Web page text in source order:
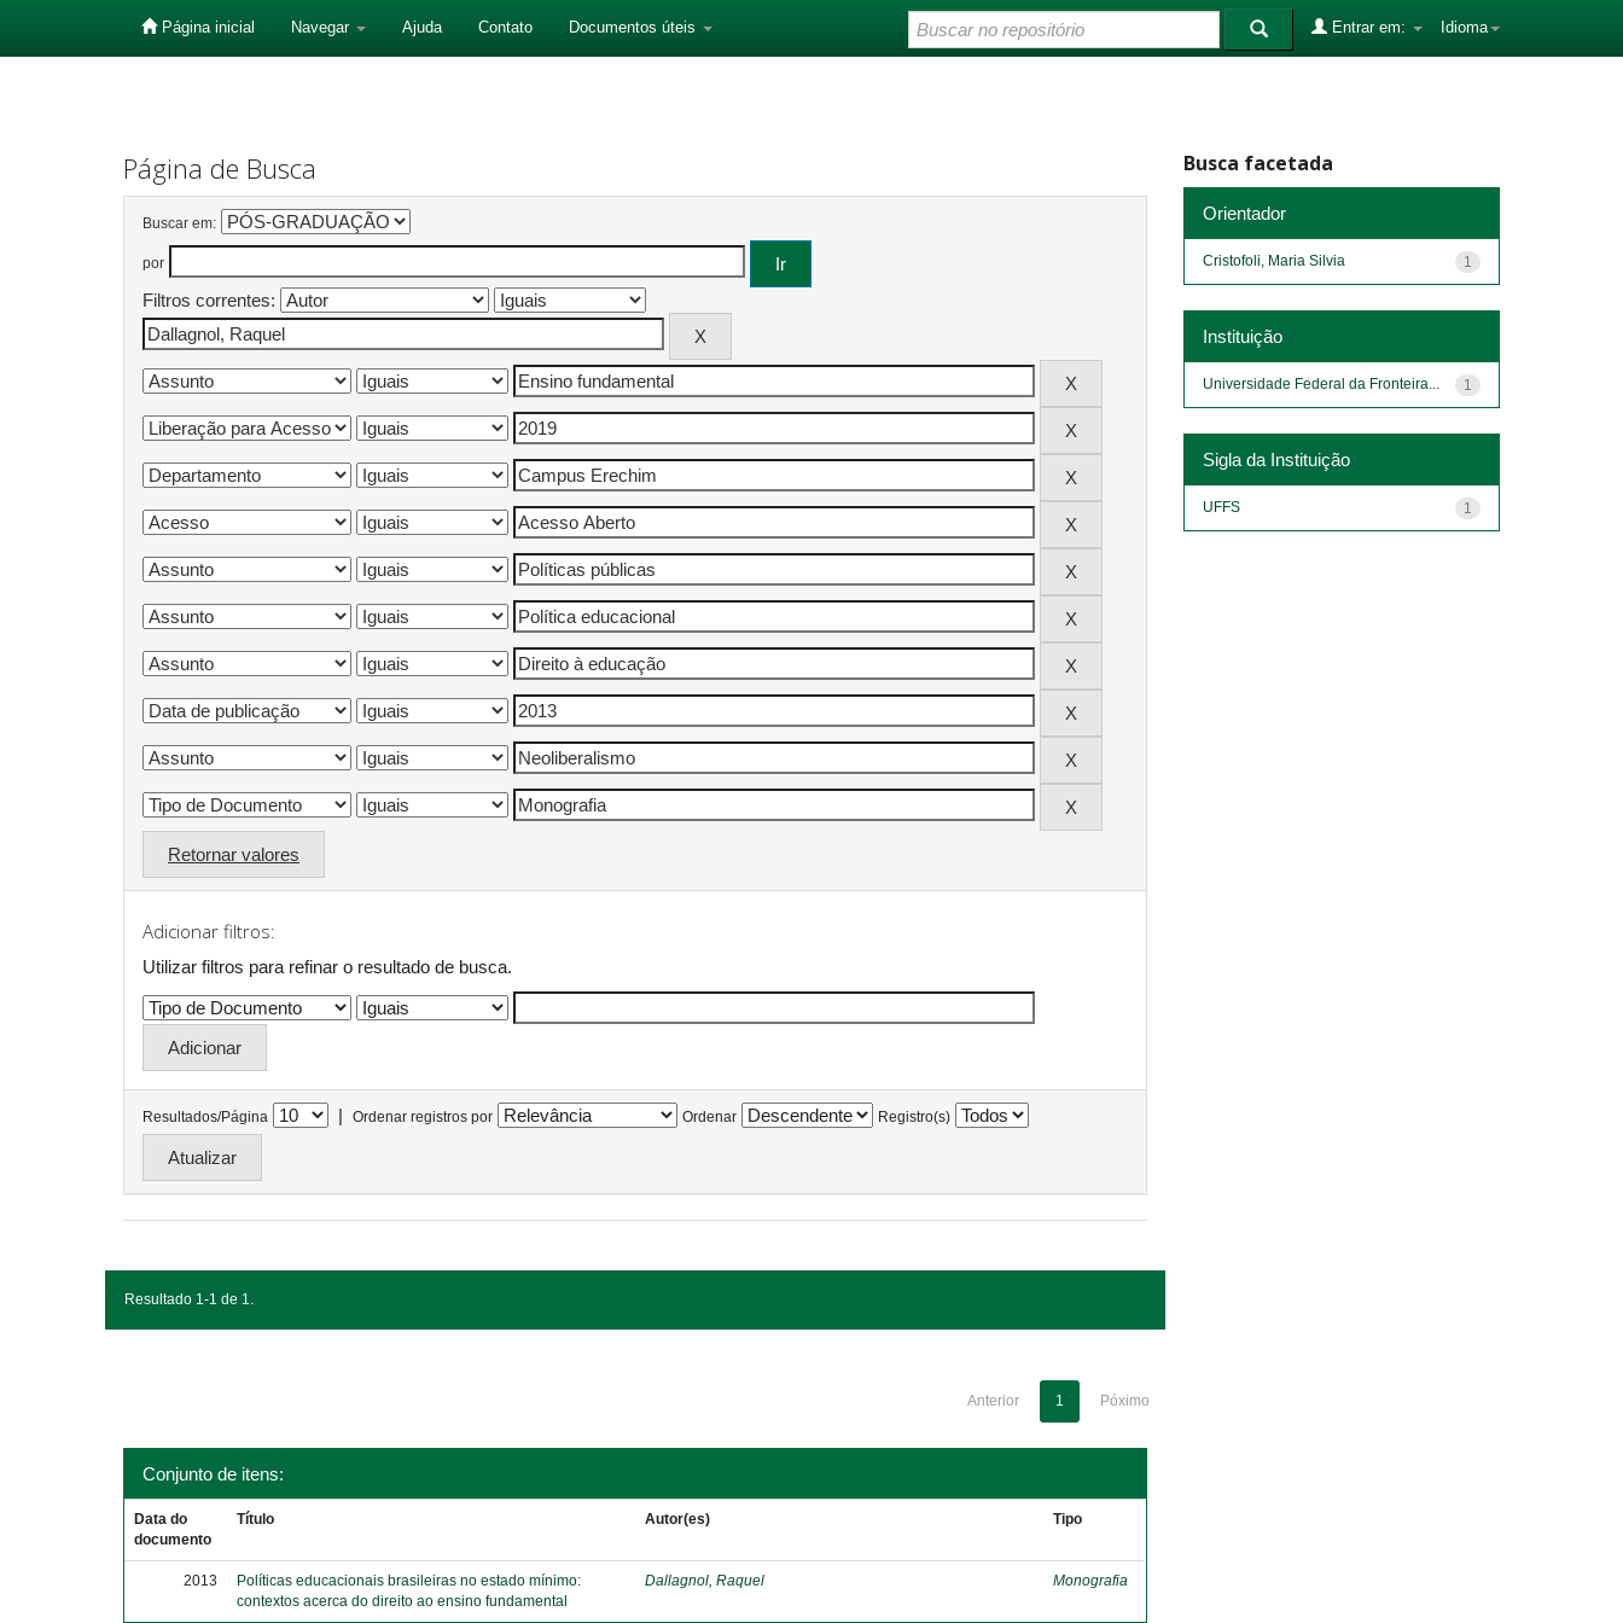
Página inicial Navegar Ajuda Contato Documentos úteis Idioma
Entrar em:
Página de Busca
Buscar em:
por
Filtros correntes:
Retornar valores
Adicionar filtros:
Utilizar filtros para refinar o resultado de busca.
Resultados/Página | Ordenar registros por Ordenar Registro(s)
Resultado 1-1 de 1.
Anterior 1 Póximo
Conjunto de itens:
Data do
documento
Título Autor(es) Tipo
2013
Políticas educacionais brasileiras no estado mínimo:
contextos acerca do direito ao ensino fundamental
Dallagnol, Raquel Monografia
Busca facetada
Orientador
1
Cristofoli, Maria Silvia
Instituição
1
Universidade Federal da Fronteira...
Sigla da Instituição
1
UFFS